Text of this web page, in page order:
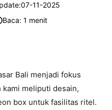
07-11-2025
Baca: 1 menit
Bali menjadi fokus
kami meliputi desain,
box untuk fasilitas ritel.